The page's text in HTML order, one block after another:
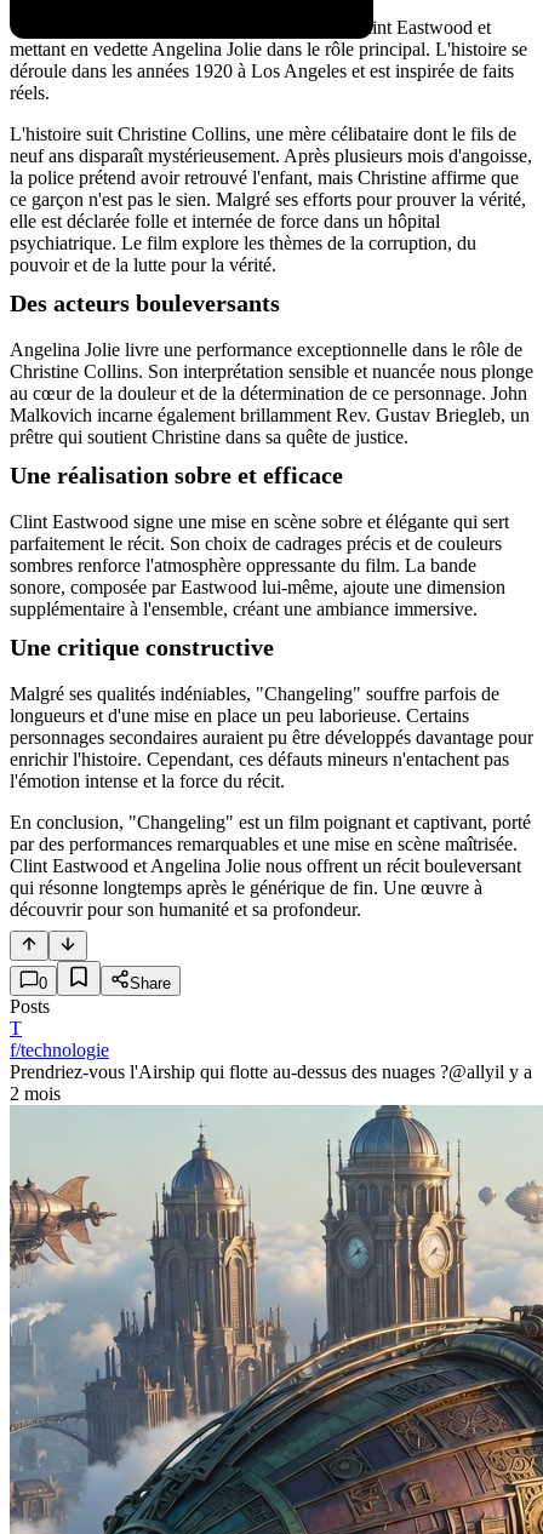
"Changeling" est un film de 2008 réalisé par Clint Eastwood et
mettant en vedette Angelina Jolie dans le rôle principal. L'histoire se
déroule dans les années 1920 à Los Angeles et est inspirée de faits
réels.
L'histoire suit Christine Collins, une mère célibataire dont le fils de
neuf ans disparaît mystérieusement. Après plusieurs mois d'angoisse,
la police prétend avoir retrouvé l'enfant, mais Christine affirme que
ce garçon n'est pas le sien. Malgré ses efforts pour prouver la vérité,
elle est déclarée folle et internée de force dans un hôpital
psychiatrique. Le film explore les thèmes de la corruption, du
pouvoir et de la lutte pour la vérité.
Des acteurs bouleversants
Angelina Jolie livre une performance exceptionnelle dans le rôle de
Christine Collins. Son interprétation sensible et nuancée nous plonge
au cœur de la douleur et de la détermination de ce personnage. John
Malkovich incarne également brillamment Rev. Gustav Briegleb, un
prêtre qui soutient Christine dans sa quête de justice.
Une réalisation sobre et efficace
Clint Eastwood signe une mise en scène sobre et élégante qui sert
parfaitement le récit. Son choix de cadrages précis et de couleurs
sombres renforce l'atmosphère oppressante du film. La bande
sonore, composée par Eastwood lui-même, ajoute une dimension
supplémentaire à l'ensemble, créant une ambiance immersive.
Une critique constructive
Malgré ses qualités indéniables, "Changeling" souffre parfois de
longueurs et d'une mise en place un peu laborieuse. Certains
personnages secondaires auraient pu être développés davantage pour
enrichir l'histoire. Cependant, ces défauts mineurs n'entachent pas
l'émotion intense et la force du récit.
En conclusion, "Changeling" est un film poignant et captivant, porté
par des performances remarquables et une mise en scène maîtrisée.
Clint Eastwood et Angelina Jolie nous offrent un récit bouleversant
qui résonne longtemps après le générique de fin. Une œuvre à
découvrir pour son humanité et sa profondeur.
0 Share
Posts
T
f/technologie
Prendriez-vous l'Airship qui flotte au-dessus des nuages ?@allyil y a
2 mois